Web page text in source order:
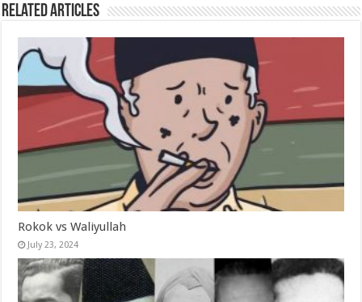
Related Articles
Rokok vs Waliyullah
July 23, 2024